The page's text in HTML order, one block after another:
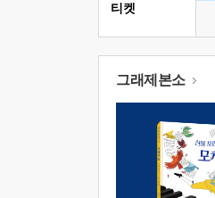
티켓
그래제본소